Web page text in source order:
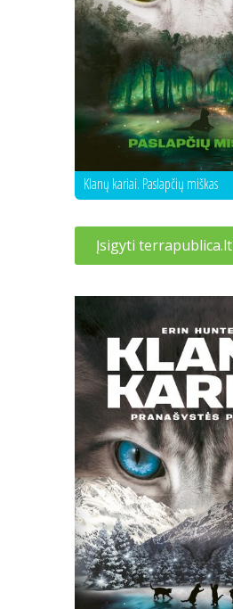
Klanų kariai. Paslapčių miškas
Įsigyti terrapublica.lt